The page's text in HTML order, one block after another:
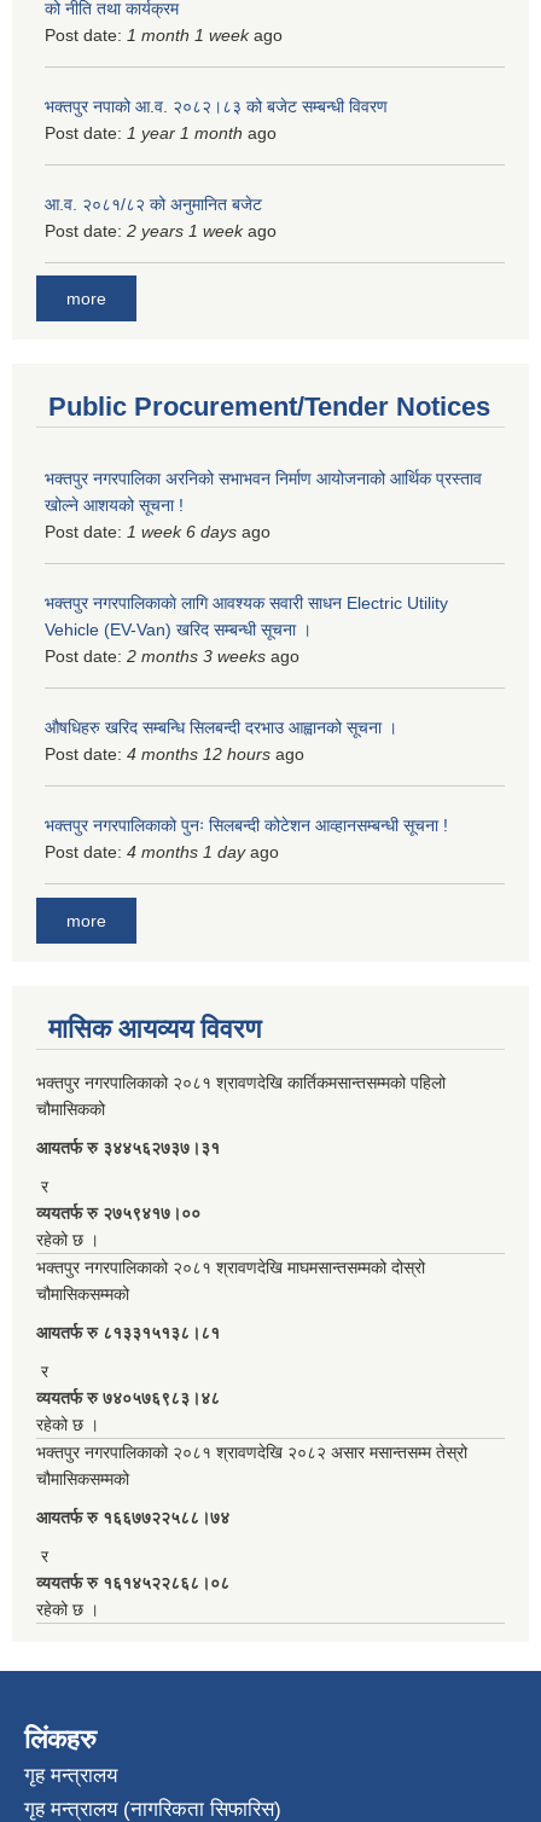
को नीति तथा कार्यक्रम
Post date: 1 month 1 weekago
भक्तपुर नपाको आ.व. २०८२।८३ को बजेट सम्बन्धी विवरण
Post date: 1 year 1 month ago
आ.व. २०८१/८२ को अनुमानित बजेट
Post date: 2 years 1 weekago
more
Public Procurement/Tender Notices
भक्तपुर नगरपालिका अरनिको सभाभवन निर्माण आयोजनाको आर्थिक प्रस्ताव
खोल्ने आशयको सूचना !
Post date: 1 week 6 days ago
भक्तपुर नगरपालिकाकाे लागि आवश्यक सवारी साधन Electric Utility
Vehicle (EV-Van) खरिद सम्बन्धी सूचना ।
Post date: 2 months 3 weeks ago
औषधिहरु खरिद सम्बन्धि सिलबन्दी दरभाउ आह्वानको सूचना ।
Post date: 4 months 12 hours ago
भक्तपुर नगरपालिकाको पुनः सिलबन्दी कोटेशन आव्हानसम्बन्धी सूचना !
Post date: 4 months 1 dayago
more
मासिक आयव्यय विवरण
भक्तपुर नगरपालिकाको २०८१ श्रावणदेखि कार्तिकमसान्तसम्मको पहिलो
चौमासिकको
आयतर्फ रु‌ ३४४५६२७३७।३१
र
व्ययतर्फ रु २७५९४१७।००
रहेको छ ।
भक्तपुर नगरपालिकाको २०८१ श्रावणदेखि माघमसान्तसम्मको दोस्रो
चौमासिकसम्मको
आयतर्फ रु‌ ८१३३१५१३८।८१
र
व्ययतर्फ रु ७४०५७६९८३।४८
रहेको छ ।
भक्तपुर नगरपालिकाको २०८१ श्रावणदेखि २०८२ असार मसान्तसम्म तेस्रो
चौमासिकसम्मको
आयतर्फ रु‌ १६६७७२२५८८।७४
र
व्ययतर्फ रु १६१४५२२८६८।०८
रहेको छ ।
लिंकहरु
गृह मन्त्रालय
गृह मन्त्रालय (नागरिकता सिफारिस)